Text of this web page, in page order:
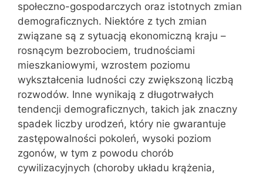
społeczno-gospodarczych oraz istotnych zmian
demograficznych. Niektóre z tych zmian
związane są z sytuacją ekonomiczną kraju –
rosnącym bezrobociem, trudnościami
mieszkaniowymi, wzrostem poziomu
wykształcenia ludności czy zwiększoną liczbą
rozwodów. Inne wynikają z długotrwałych
tendencji demograficznych, takich jak znaczny
spadek liczby urodzeń, który nie gwarantuje
zastępowalności pokoleń, wysoki poziom
zgonów, w tym z powodu chorób
cywilizacyjnych (choroby układu krążenia,